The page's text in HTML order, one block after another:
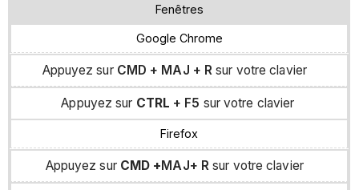
Fenêtres
Google Chrome
Appuyez sur CMD + MAJ + R sur votre clavier
Appuyez sur CTRL + F5 sur votre clavier
Firefox
Appuyez surCMD +MAJ+ R sur votre clavier